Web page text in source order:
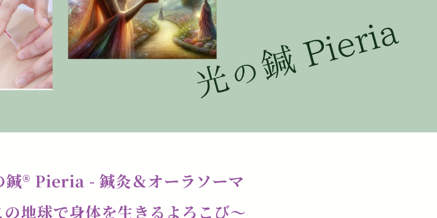
鍼®️ Pieria - 鍼灸＆オーラソーマ
地球で身体を生きるよろこび〜